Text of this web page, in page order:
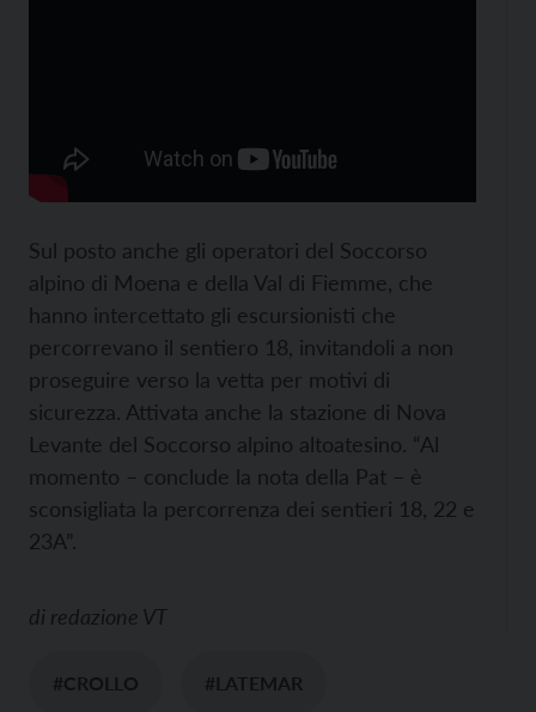
Sul posto anche gli operatori del Soccorso
alpino di Moena e della Val di Fiemme, che
hanno intercettato gli escursionisti che
percorrevano il sentiero 18, invitandoli a non
proseguire verso la vetta per motivi di
sicurezza. Attivata anche la stazione di Nova
Levante del Soccorso alpino altoatesino. “Al
momento – conclude la nota della Pat – è
sconsigliata la percorrenza dei sentieri 18, 22 e
23A”.
di redazione VT
#CROLLO #LATEMAR